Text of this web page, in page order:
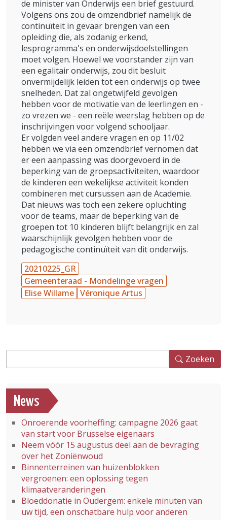
de minister van Onderwijs een brief gestuurd.
Volgens ons zou de omzendbrief namelijk de
continuïteit in gevaar brengen van een
opleiding die, als zodanig erkend,
lesprogramma's en onderwijsdoelstellingen
moet volgen. Hoewel we voorstander zijn van
een egalitair onderwijs, zou dit besluit
onvermijdelijk leiden tot een onderwijs op twee
snelheden. Dat zal ongetwijfeld gevolgen
hebben voor de motivatie van de leerlingen en -
zo vrezen we - een reële weerslag hebben op de
inschrijvingen voor volgend schooljaar.
Er volgden veel andere vragen en op 11/02
hebben we via een omzendbrief vernomen dat
er een aanpassing was doorgevoerd in de
beperking van de groepsactiviteiten, waardoor
de kinderen een wekelijkse activiteit konden
combineren met cursussen aan de Academie.
Dat nieuws was toch een zekere opluchting
voor de teams, maar de beperking van de
groepen tot 10 kinderen blijft belangrijk en zal
waarschijnlijk gevolgen hebben voor de
pedagogische continuïteit van dit onderwijs.
20210225_GR
Gemeenteraad - Mondelinge vragen
Elise Willame Véronique Artus
Zoeken
News
Onroerende voorheffing: campagne 2026 gaat
van start voor Brusselse eigenaars
Neem vóór 15 augustus deel aan de bevraging
over het Zoniënwoud
Binnenterreinen van huizenblokken
vergroenen: een oplossing tegen
klimaatveranderingen
Bloeddonatie in Oudergem: enkele minuten van
uw tijd, een onschatbare hulp voor anderen